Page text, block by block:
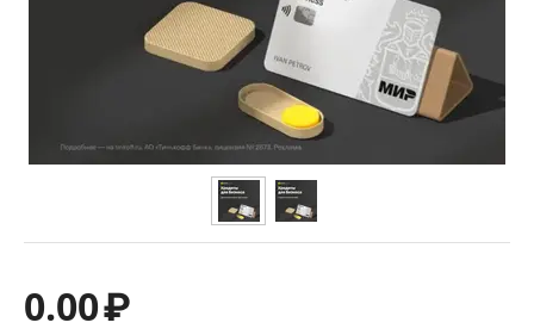
0.00₽